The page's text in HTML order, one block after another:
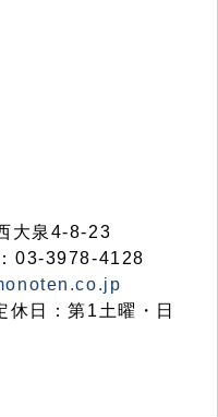
大泉4-8-23
03-3978-4128
日：第1土曜・日